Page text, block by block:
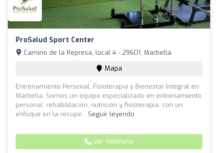
ProSalud Sport Center
Camino de la Represa, local 4 - 29601, Marbella
Mapa
Entrenamiento Personal, Fisioterapia y Bienestar Integral en
Marbella. Somos un equipo especializado en entrenamiento
personal, rehabilitación, nutrición y fisioterapia, con un
enfoque en la recupe... Seguir leyendo
Ver teléfono